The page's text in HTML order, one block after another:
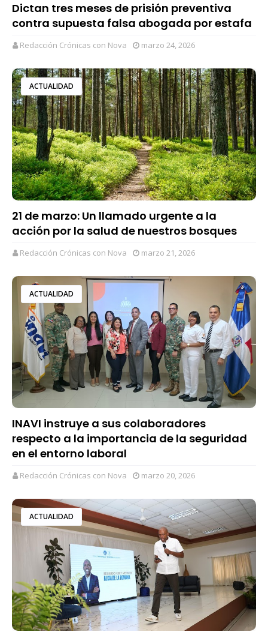
Dictan tres meses de prisión preventiva
contra supuesta falsa abogada por estafa
Redacción Crónicas con Nova marzo 24, 2026
ACTUALIDAD
21 de marzo: Un llamado urgente a la
acción por la salud de nuestros bosques
Redacción Crónicas con Nova marzo 21, 2026
ACTUALIDAD
INAVI instruye a sus colaboradores
respecto a la importancia de la seguridad
en el entorno laboral
Redacción Crónicas con Nova marzo 20, 2026
ACTUALIDAD